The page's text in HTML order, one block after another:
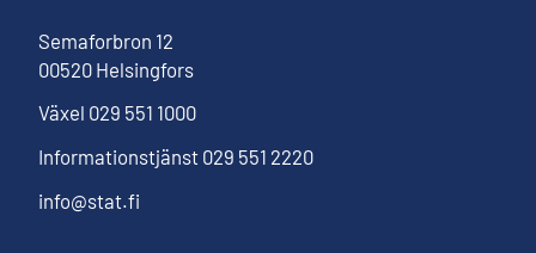
Semaforbron 12
00520 Helsingfors
Växel 029 551 1000
Informationstjänst 029 551 2220
info@stat.fi